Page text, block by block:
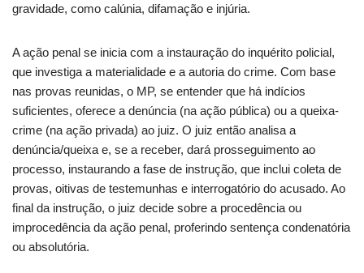
gravidade, como calúnia, difamação e injúria.
A ação penal se inicia com a instauração do inquérito policial,
que investiga a materialidade e a autoria do crime. Com base
nas provas reunidas, o MP, se entender que há indícios
suficientes, oferece a denúncia (na ação pública) ou a queixa-
crime (na ação privada) ao juiz. O juiz então analisa a
denúncia/queixa e, se a receber, dará prosseguimento ao
processo, instaurando a fase de instrução, que inclui coleta de
provas, oitivas de testemunhas e interrogatório do acusado. Ao
final da instrução, o juiz decide sobre a procedência ou
improcedência da ação penal, proferindo sentença condenatória
ou absolutória.